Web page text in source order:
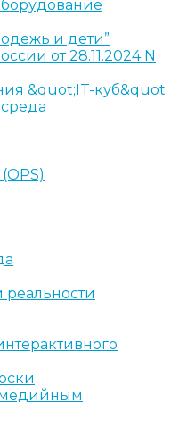
и дети”
от 28.11.2024 N
&quot;IT-куб&quot;